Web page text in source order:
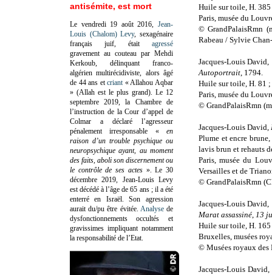
Huile sur toile, H.
Paris, musée du
© GrandPalaisRmn
Rabeau / Sylvie
Jacques-Louis David,
Autoportrait, 1794.
Huile sur toile, H. 81
Paris, musée du
© GrandPalaisRmn
Jacques-Louis David,
Plume et encre
lavis brun et rehauts
Paris, musée du
Versailles et de
© GrandPalaisRmn
Jacques-Louis David,
Marat assassiné, 13
Huile sur toile, H.
Bruxelles, musées
© Musées royaux
Jacques-Louis David,
antisémite, est mort
Le vendredi 19 août 2016, Jean-
Louis (Chalom) Levy, sexagénaire
français juif, était agressé
gravement au couteau par Mehdi
Kerkoub, délinquant franco-
algérien multirécidiviste, alors âgé
de 44 ans etcriant « Allahou Aqbar
» (Allah est le plus grand). Le 12
septembre 2019, la Chambre de
l’instruction de la Cour d’appel de
Colmar a déclaré l’agresseur
pénalement irresponsable «en
raison d’un trouble psychique ou
neuropsychique ayant, au moment
des faits, aboli son discernement ou
le contrôle de ses actes». Le 30
décembre 2019, Jean-Louis Levy
est décédé à l’âge de 65 ans ; il a été
enterré en Israël. Son agression
aurait du/pu être évitée. Analysede
dysfonctionnements occultés et
gravissimes impliquant notamment
la responsabilité de l’Etat.